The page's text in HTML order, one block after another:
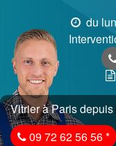
du
Vitrier à Paris
09 72 62 56 56*